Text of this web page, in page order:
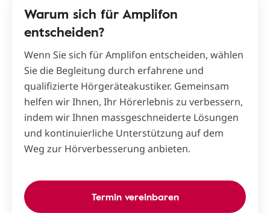
Warum sich für Amplifon
entscheiden?
Wenn Sie sich für Amplifon entscheiden, wählen
Sie die Begleitung durch erfahrene und
qualifizierte Hörgeräteakustiker. Gemeinsam
helfen wir Ihnen, Ihr Hörerlebnis zu verbessern,
indem wir Ihnen massgeschneiderte Lösungen
und kontinuierliche Unterstützung auf dem
Weg zur Hörverbesserung anbieten.
Termin vereinbaren